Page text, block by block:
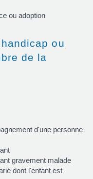
ou adoption
ou
de la
d'une personne
gravement malade
dont l'enfant est